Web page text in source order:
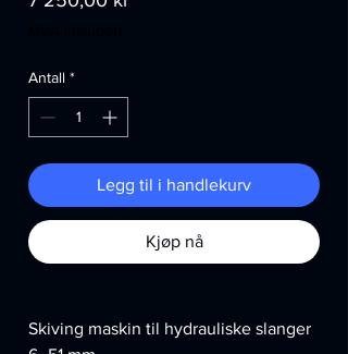
Antall *
Legg til i handlekurv
Kjøp nå
Skiving maskin til hydrauliske slanger